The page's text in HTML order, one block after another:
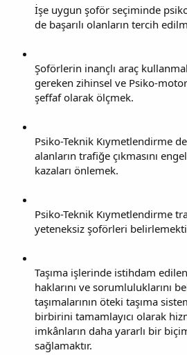
İşe uygun şoför seçiminde
de başarılı olanların tercih
Şoförlerin inançlı araç
gereken zihinsel ve Psiko-
şeffaf olarak ölçmek.
Psiko-Teknik Kıymetlendirme
alanların trafiğe çıkmasını
kazaları önlemek.
Psiko-Teknik Kıymetlendirme
yeteneksiz şoförleri
Taşıma işlerinde istihdam
haklarını ve sorumluluklarını
taşımalarının öteki taşıma
birbirini tamamlayıcı olarak
imkânların daha yararlı bir
sağlamaktır.